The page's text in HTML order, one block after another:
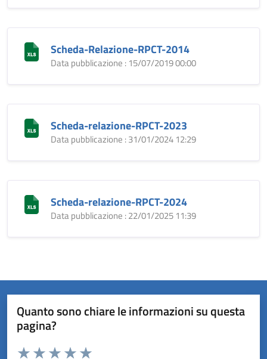
Scheda-Relazione-RPCT-2014
Data pubblicazione : 15/07/2019 00:00
Scheda-relazione-RPCT-2023
Data pubblicazione : 31/01/2024 12:29
Scheda-relazione-RPCT-2024
Data pubblicazione : 22/01/2025 11:39
Quanto sono chiare le informazioni su questa
pagina?
Valuta da 1 a 5 stelle la pagina